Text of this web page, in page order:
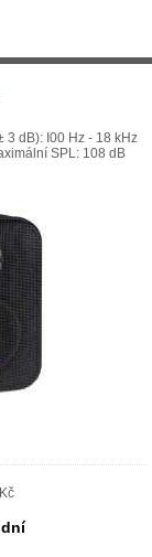
3 dB): I00 Hz - 18 kHz
SPL: 108 dB